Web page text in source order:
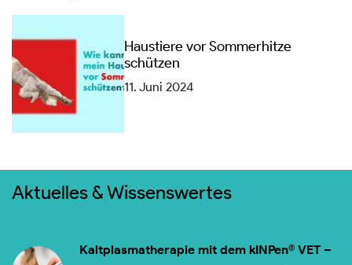
Haustiere vor Sommerhitze
schützen
11. Juni 2024
Aktuelles & Wissenswertes
Kaltplasmatherapie mit dem kINPen® VET –